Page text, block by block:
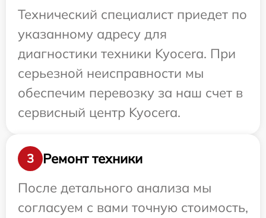
Технический специалист приедет по
указанному адресу для
диагностики техники Kyocera. При
серьезной неисправности мы
обеспечим перевозку за наш счет в
сервисный центр Kyocera.
3
Ремонт техники
После детального анализа мы
согласуем с вами точную стоимость,